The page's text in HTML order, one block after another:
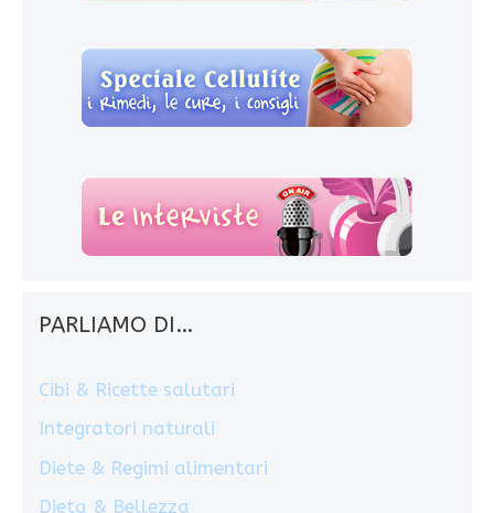
PARLIAMO DI…
Cibi & Ricette salutari
Integratori naturali
Diete & Regimi alimentari
Dieta & Bellezza